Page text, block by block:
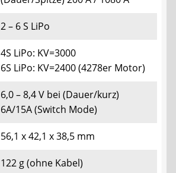
2 – 6 S LiPo
4S LiPo: KV=3000
6S LiPo: KV=2400 (4278er Motor)
6,0 – 8,4 V bei (Dauer/kurz)
6A/15A (Switch Mode)
56,1 x 42,1 x 38,5 mm
122 g (ohne Kabel)